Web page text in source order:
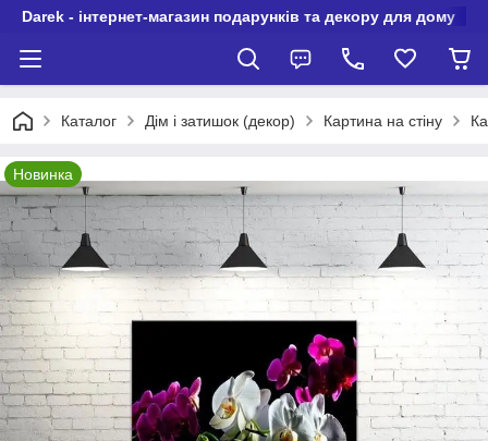
Darek - інтернет-магазин подарунків та декору для дому
Каталог Дім і затишок (декор) Картина на стіну
Новинка